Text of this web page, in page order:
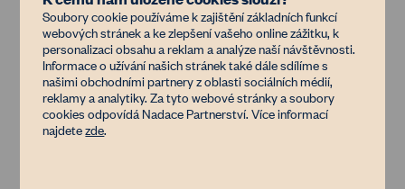
Podívejte se na další článek z tohoto
seriálu:
Předejít zhutnění se vyplatí, je to
levnější
Soubory cookie používáme k zajištění základních funkcí
webových stránek a ke zlepšení vašeho online zážitku, k
personalizaci obsahu a reklam a analýze naší návštěvnosti.
Informace o užívání našich stránek také dále sdílíme s
našimi obchodními partnery z oblasti sociálních médií,
reklamy a analytiky. Za tyto webové stránky a soubory
cookies odpovídá Nadace Partnerství. Více informací
najdetezde.